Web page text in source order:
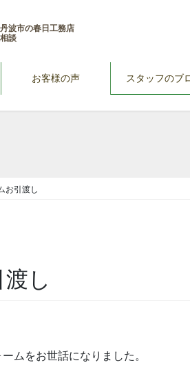
波市の春日工務店
談
お客様の声 スタッフのブ
お引渡し
し
ムをお世話になりました。